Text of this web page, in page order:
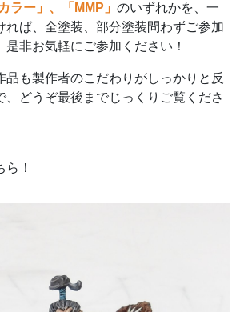
ラー」、「MMP」 のいずれかを、一
れば、全塗装、部分塗装問わずご参加
非お気軽にご参加ください！
品も製作者のこだわりがしっかりと反
、どうぞ最後までじっくりご覧くださ
！